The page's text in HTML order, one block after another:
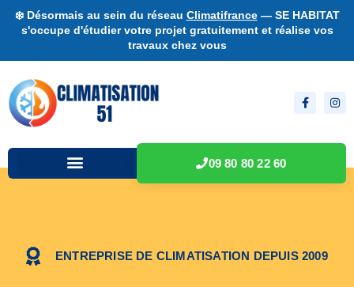
❄️ Désormais au sein du réseau Climatifrance— SE HABITAT
s'occupe d'étudier votre projet gratuitement et réalise vos
travaux chez vous
09 80 80 22 60
ENTREPRISE DE CLIMATISATION DEPUIS 2009